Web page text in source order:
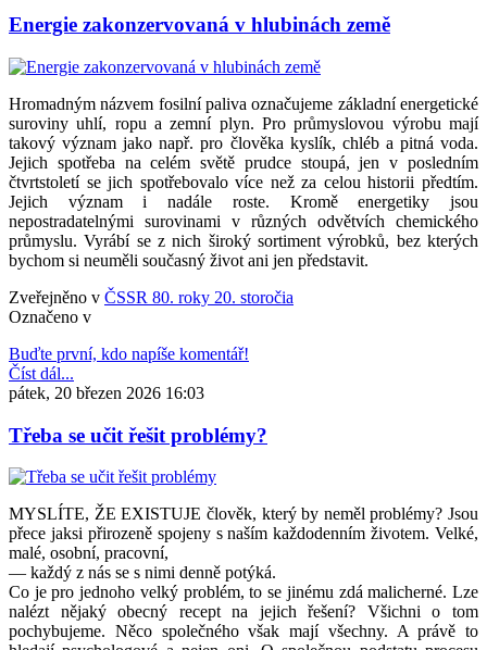
Energie zakonzervovaná v hlubinách země
Hromadným názvem fosilní paliva označujeme základní energetické
suroviny uhlí, ropu a zemní plyn. Pro průmyslovou výrobu mají
takový význam jako např. pro člověka kyslík, chléb a pitná voda.
Jejich spotřeba na celém světě prudce stoupá, jen v posledním
čtvrtstoletí se jich spotřebovalo více než za celou historii předtím.
Jejich význam i nadále roste. Kromě energetiky jsou
nepostradatelnými surovinami v různých odvětvích chemického
průmyslu. Vyrábí se z nich široký sortiment výrobků, bez kterých
bychom si neuměli současný život ani jen představit.
Zveřejněno v ČSSR 80. roky 20. storočia
Označeno v
Buďte první, kdo napíše komentář!
Číst dál...
pátek, 20 březen 2026 16:03
Třeba se učit řešit problémy?
MYSLÍTE, ŽE EXISTUJE člověk, který by neměl problémy? Jsou
přece jaksi přirozeně spojeny s naším každodenním životem. Velké,
malé, osobní, pracovní,
— každý z nás se s nimi denně potýká.
Co je pro jednoho velký problém, to se jinému zdá malicherné. Lze
nalézt nějaký obecný recept na jejich řešení? Všichni o tom
pochybujeme. Něco společného však mají všechny. A právě to